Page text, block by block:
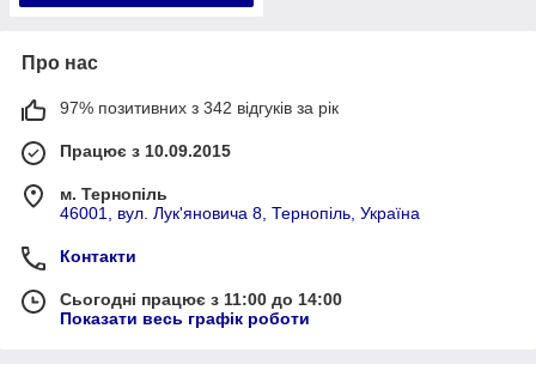
Про нас
97% позитивних з 342 відгуків за рік
Працює з 10.09.2015
м. Тернопіль
46001, вул. Лук'яновича 8, Тернопіль, Україна
Контакти
Сьогодні працює з 11:00 до 14:00
Показати весь графік роботи